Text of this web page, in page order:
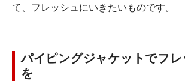
て、フレッシュにいきたいものです。
パイピングジャケットでフ
を